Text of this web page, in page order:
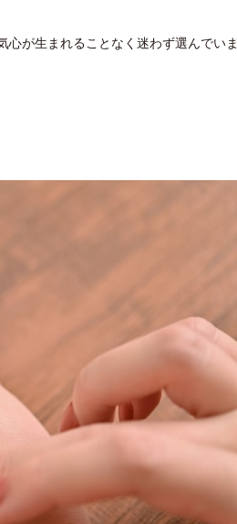
が生まれることなく迷わず選んでいま